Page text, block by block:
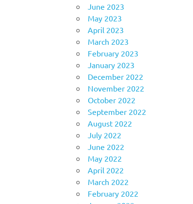
June 2023
May 2023
April 2023
March 2023
February 2023
January 2023
December 2022
November 2022
October 2022
September 2022
August 2022
July 2022
June 2022
May 2022
April 2022
March 2022
February 2022